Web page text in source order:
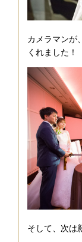
カメラマンが
くれました！
そして、次は